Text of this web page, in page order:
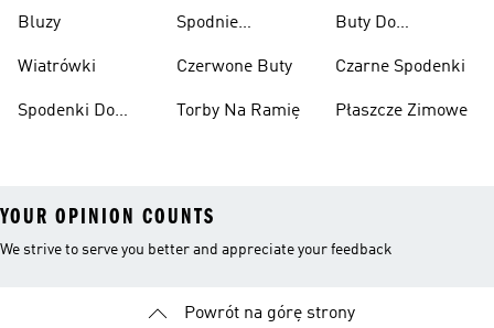
Bluzy
Wiatrówki
Spodenki Do
Spodnie
Czerwone Buty
Torby Na Ramię
Buty Do
Czarne Spodenki
Płaszcze Zimowe
YOUR OPINION COUNTS
We strive to serve you better and appreciate your feedback
Powrót na górę strony